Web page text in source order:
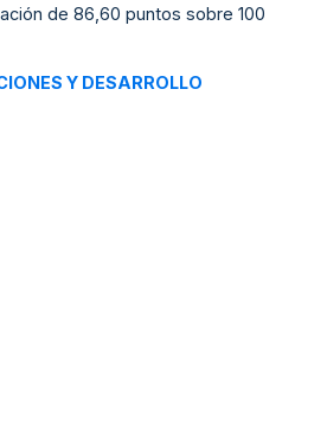
de 86,60 puntos sobre 100
Y DESARROLLO